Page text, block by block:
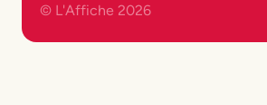
© L'Affiche 2026